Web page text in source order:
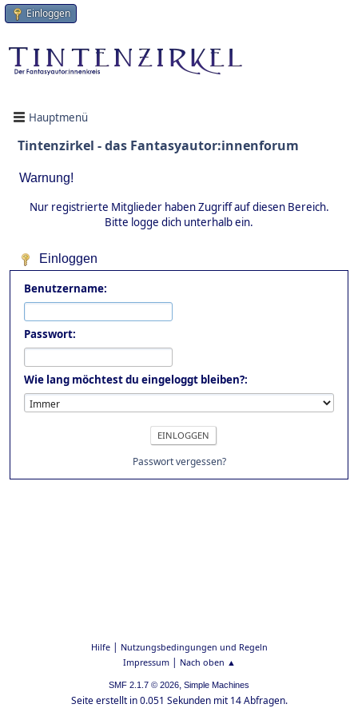
Einloggen
Hauptmenü
Tintenzirkel - das Fantasyautor:innenforum
Warnung!
Nur registrierte Mitglieder haben Zugriff auf diesen Bereich.
Bitte logge dich unterhalb ein.
Einloggen
Benutzername:
Passwort:
Wie lang möchtest du eingeloggt bleiben?:
Passwort vergessen?
Hilfe| Nutzungsbedingungen und Regeln
Impressum| Nach oben ▲
SMF 2.1.7 © 2026, Simple Machines
Seite erstellt in 0.051 Sekunden mit 14 Abfragen.